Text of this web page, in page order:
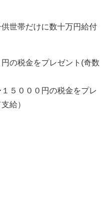
世帯だけに数十万円給付
の税金をプレゼント(奇数
５０００円の税金をプレ
給）